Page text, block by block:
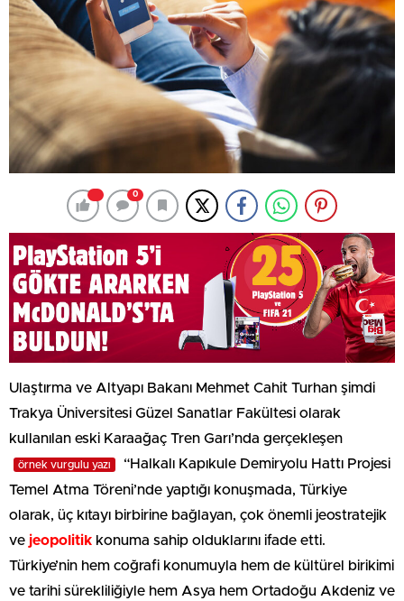
0
Ulaştırma ve Altyapı Bakanı Mehmet Cahit Turhan şimdi
Trakya Üniversitesi Güzel Sanatlar Fakültesi olarak
kullanılan eski Karaağaç Tren Garı’nda gerçekleşen
örnek vurgulu yazı
“Halkalı Kapıkule Demiryolu Hattı Projesi
Temel Atma Töreni’nde yaptığı konuşmada, Türkiye
olarak, üç kıtayı birbirine bağlayan, çok önemli jeostratejik
ve jeopolitik konuma sahip olduklarını ifade etti.
Türkiye’nin hem coğrafi konumuyla hem de kültürel birikimi
ve tarihi sürekliliğiyle hem Asya hem Ortadoğu Akdeniz ve